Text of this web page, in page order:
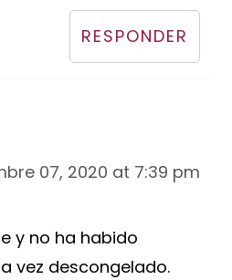
RESPONDER
07, 2020 at 7:39 pm
y no ha habido
vez descongelado.